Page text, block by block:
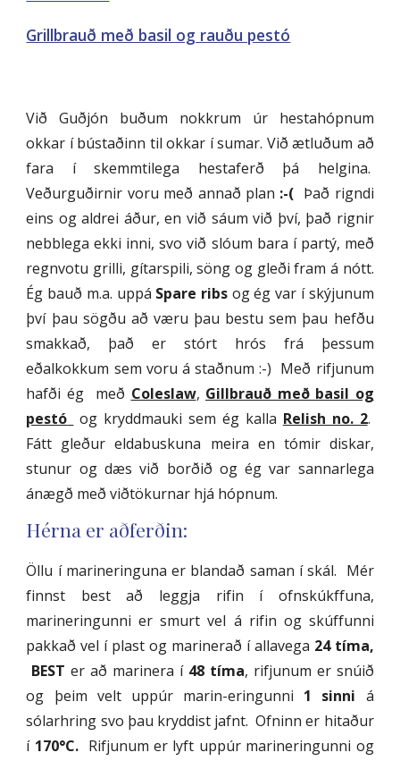
Grillbrauð með basil og rauðu pestó
Við Guðjón buðum nokkrum úr hestahópnum
okkar í bústaðinn til okkar í sumar. Við ætluðum að
fara í skemmtilega hestaferð þá helgina.
Veðurguðirnir voru með annað plan :-( Það rigndi
eins og aldrei áður, en við sáum við því, það rignir
nebblega ekki inni, svo við slóum bara í partý, með
regnvotu grilli, gítarspili, söng og gleði fram á nótt.
Ég bauð m.a. uppá Spare ribs og ég var í skýjunum
því þau sögðu að væru þau bestu sem þau hefðu
smakkað, það er stórt hrós frá þessum
eðalkokkum sem voru á staðnum :-) Með rifjunum
hafði ég með Coleslaw, Gillbrauð með basil og
pestó
og kryddmauki sem ég kalla Relish no. 2.
Fátt gleður eldabuskuna meira en tómir diskar,
stunur og dæs við borðið og ég var sannarlega
ánægð með viðtökurnar hjá hópnum.
Hérna er aðferðin:
Öllu í marineringuna er blandað saman í skál. Mér
finnst best að leggja rifin í ofnskúkffuna,
marineringunni er smurt vel á rifin og skúffunni
pakkað vel í plast og marinerað í allavega 24 tíma,
BEST er að marinera í 48 tíma, rifjunum er snúið
og þeim velt uppúr marin-eringunni 1 sinni á
sólarhring svo þau kryddist jafnt. Ofninn er hitaður
í 170°C. Rifjunum er lyft uppúr marineringunni og